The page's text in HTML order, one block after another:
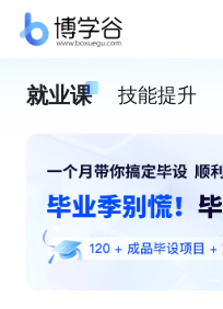
就业课 技能提升